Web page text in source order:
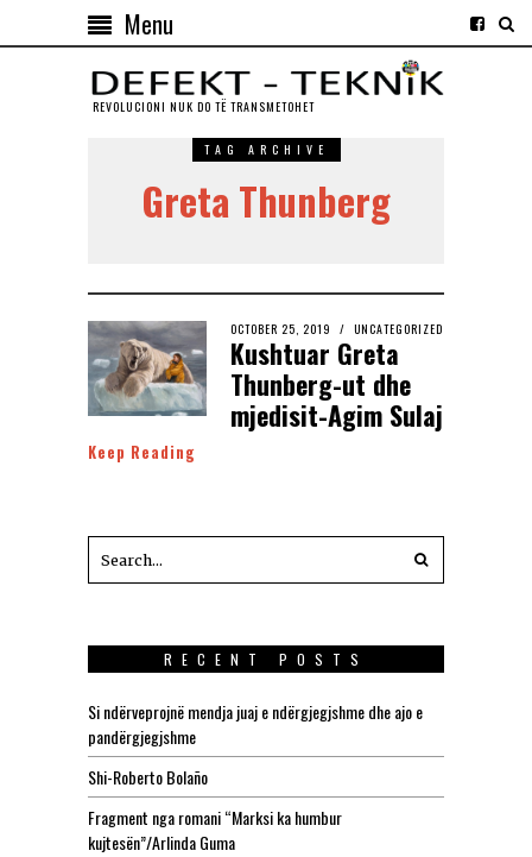
Menu
REVOLUCIONI NUK DO TЁ TRANSMETOHET
TAG ARCHIVE
Greta Thunberg
OCTOBER 25, 2019 UNCATEGORIZED
Kushtuar Greta
Thunberg-ut dhe
mjedisit-Agim Sulaj
Keep Reading
RECENT POSTS
Si ndërveprojnë mendja juaj e ndërgjegjshme dhe ajo e
pandërgjegjshme
Shi-Roberto Bolaño
Fragment nga romani “Marksi ka humbur
kujtesën”/Arlinda Guma